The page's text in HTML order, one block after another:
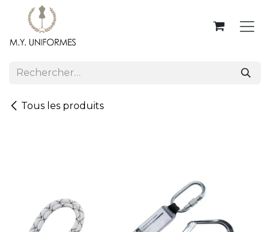
Se rendre au contenu
Tous les produits